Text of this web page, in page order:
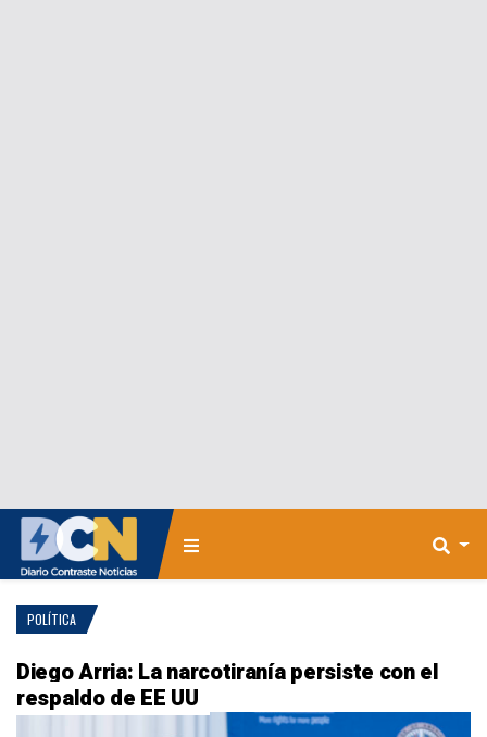
POLÍTICA
Diego Arria: La narcotiranía persiste con el
respaldo de EE UU